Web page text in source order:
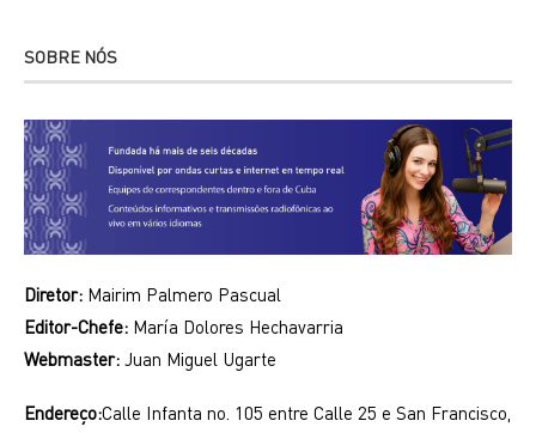
SOBRE NÓS
Diretor: Mairim Palmero Pascual
Editor-Chefe: María Dolores Hechavarria
Webmaster: Juan Miguel Ugarte
Endereço:Calle Infanta no. 105 entre Calle 25 e San Francisco,